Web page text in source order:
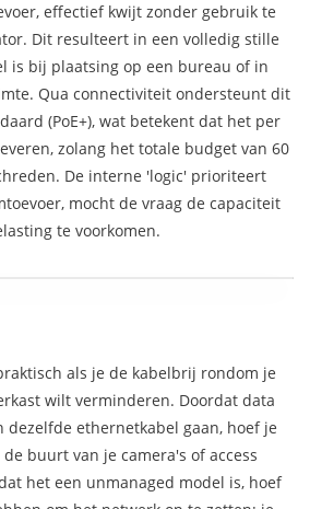
effectief kwijt zonder gebruik te
Dit resulteert in een volledig stille
is bij plaatsing op een bureau of in
Qua connectiviteit ondersteunt dit
(PoE+), wat betekent dat het per
zolang het totale budget van 60
De interne 'logic' prioriteert
mocht de vraag de capaciteit
te voorkomen.
als je de kabelbrij rondom je
wilt verminderen. Doordat data
dezelfde ethernetkabel gaan, hoef je
buurt van je camera's of access
het een unmanaged model is, hoef